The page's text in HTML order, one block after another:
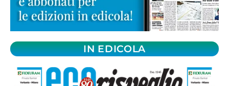
IN EDICOLA